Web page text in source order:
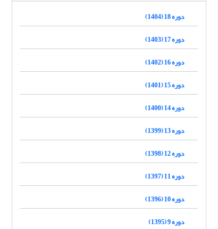
دوره 18 (1404)
دوره 17 (1403)
دوره 16 (1402)
دوره 15 (1401)
دوره 14 (1400)
دوره 13 (1399)
دوره 12 (1398)
دوره 11 (1397)
دوره 10 (1396)
دوره 9 (1395)